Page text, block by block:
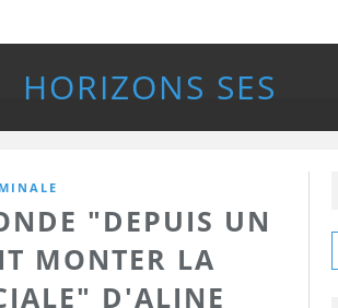
HORIZONS SES
"DEPUIS UN
MONTER LA
D'ALINE